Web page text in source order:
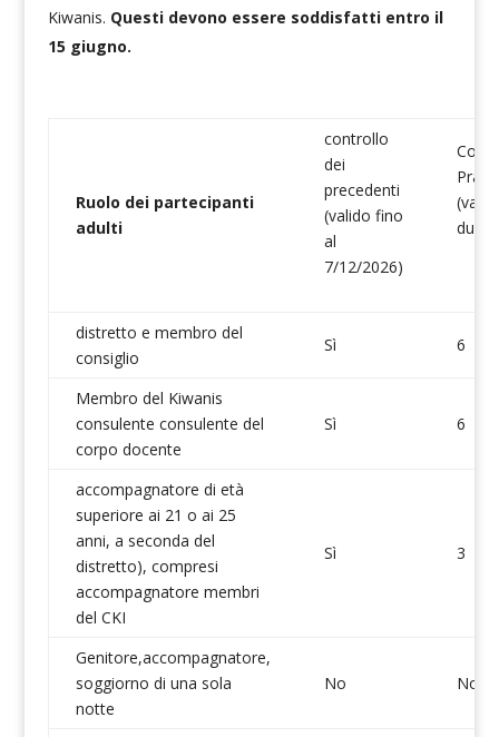
Kiwanis. Questi devono essere soddisfatti entro il
15 giugno.
Ruolo dei partecipanti
adulti
controllo
dei
precedenti
(valido fino
al
7/12/2026)
Corsi
due
distretto e membro del
consiglio
Sì 6
Membro del Kiwanis
consulente consulente del
corpo docente
Sì 6
accompagnatore di età
superiore ai 21 o ai 25
anni, a seconda del
distretto), compresi
accompagnatore membri
del CKI
Sì 3
Genitore,accompagnatore,
soggiorno di una sola
notte
No No